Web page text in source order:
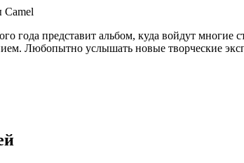
года представит альбом, куда войдут
Любопытно услышать новые творческие